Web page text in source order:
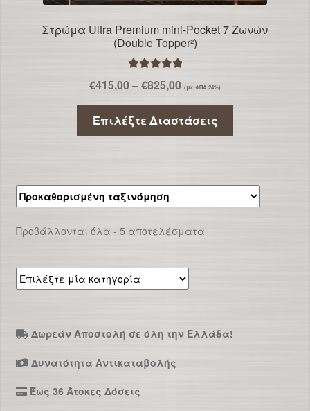
Στρώμα Ultra Premium mini-Pocket 7 Ζωνών
(Double Topper²)
5.00
€415,00–€825,00Price
range:
€415,00
through
(με ΦΠΑ 24%)
Επιλέξτε Διαστάσεις
πολλαπλές
Προβάλλονται όλα - 5 αποτελέσματα
Επιλέξτε
μία
Δωρεάν Αποστολή σε όλη την Ελλάδα!
Δυνατότητα Αντικαταβολής
Έως 36 Άτοκες Δόσεις